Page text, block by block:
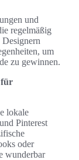
und
regelmäßig
um
zu gewinnen.
für
lokale
Pinterest
oder
wunderbar